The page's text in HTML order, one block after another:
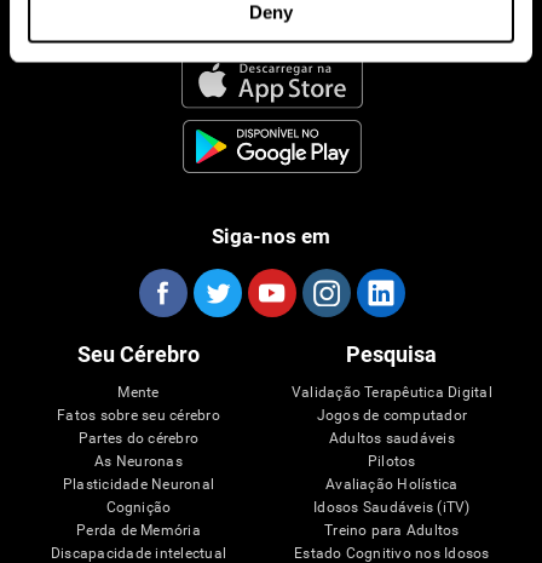
Deny
CogniFit Aplicação
Siga-nos em
Seu Cérebro
Mente
Fatos sobre seu cérebro
Partes do cérebro
As Neuronas
Plasticidade Neuronal
Cognição
Perda de Memória
Discapacidade intelectual
Pesquisa
Validação Terapêutica Digital
Jogos de computador
Adultos saudáveis
Pilotos
Avaliação Holística
Idosos Saudáveis (iTV)
Treino para Adultos
Estado Cognitivo nos Idosos